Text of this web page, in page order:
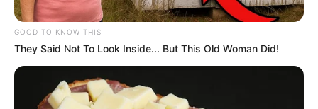
GOOD TO KNOW THIS
They Said Not To Look Inside... But This Old Woman Did!